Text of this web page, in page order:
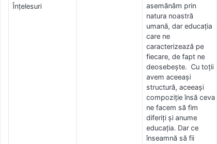
Înţelesuri
asemănăm prin
natura noastră
umană, dar educația
care ne
caracterizează pe
fiecare, de fapt ne
deosebește. Cu toții
avem aceeași
structură, aceeași
compoziție însă ceva
ne facem să fim
diferiți și anume
educația. Dar ce
înseamnă să fii